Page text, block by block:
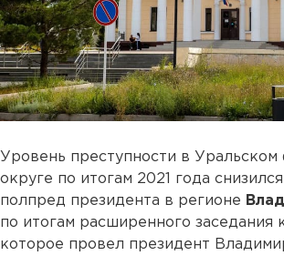
Уровень преступности в
округе по итогам 2021 года
полпред президента в регионе
по итогам расширенного заседания
которое провел президент